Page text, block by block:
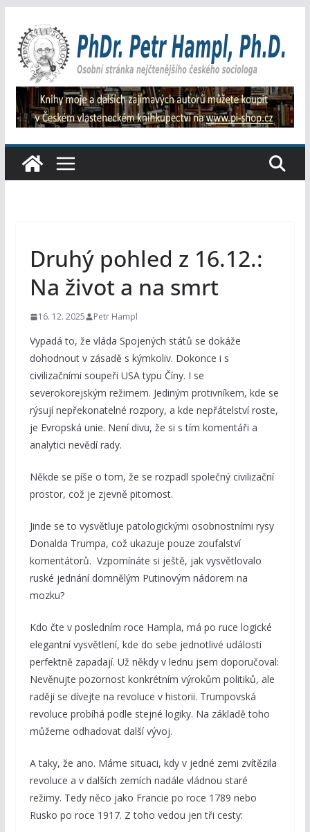
obsah
Druhý pohled z 16.12.:
Na život a na smrt
16. 12. 2025 Petr Hampl
Vypadá to, že vláda Spojených států se dokáže
dohodnout v zásadě s kýmkoliv. Dokonce i s
civilizačními soupeři USA typu Číny. I se
severokorejským režimem. Jediným protivníkem, kde se
rýsují nepřekonatelné rozpory, a kde nepřátelství roste,
je Evropská unie. Není divu, že si s tím komentáři a
analytici nevědí rady.
Někde se píše o tom, že se rozpadl společný civilizační
prostor, což je zjevně pitomost.
Jinde se to vysvětluje patologickými osobnostními rysy
Donalda Trumpa, což ukazuje pouze zoufalství
komentátorů. Vzpomínáte si ještě, jak vysvětlovalo
ruské jednání domnělým Putinovým nádorem na
mozku?
Kdo čte v posledním roce Hampla, má po ruce logické
elegantní vysvětlení, kde do sebe jednotlivé události
perfektně zapadají. Už někdy v lednu jsem doporučoval:
Nevěnujte pozornost konkrétním výrokům politiků, ale
raději se dívejte na revoluce v historii. Trumpovská
revoluce probíhá podle stejné logiky. Na základě toho
můžeme odhadovat další vývoj.
A taky, že ano. Máme situaci, kdy v jedné zemi zvítězila
revoluce a v dalších zemích nadále vládnou staré
režimy. Tedy něco jako Francie po roce 1789 nebo
Rusko po roce 1917. Z toho vedou jen tři cesty: